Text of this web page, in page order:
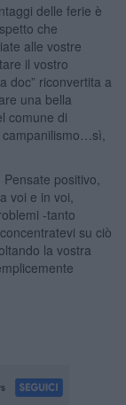
delle ferie è
che
alle vostre
il vostro
doc” riconvertita a
una bella
comune di
positivo,
voi e in voi,
-tanto
su ciò
la vostra